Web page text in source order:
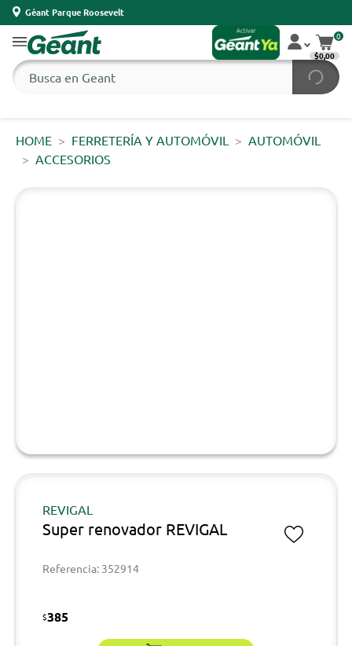
Géant Parque Roosevelt
0
$0,00
HOME FERRETERÍA Y AUTOMÓVIL
AUTOMÓVIL
ACCESORIOS
REVIGAL
Super renovador REVIGAL
Referencia: 352914
$385